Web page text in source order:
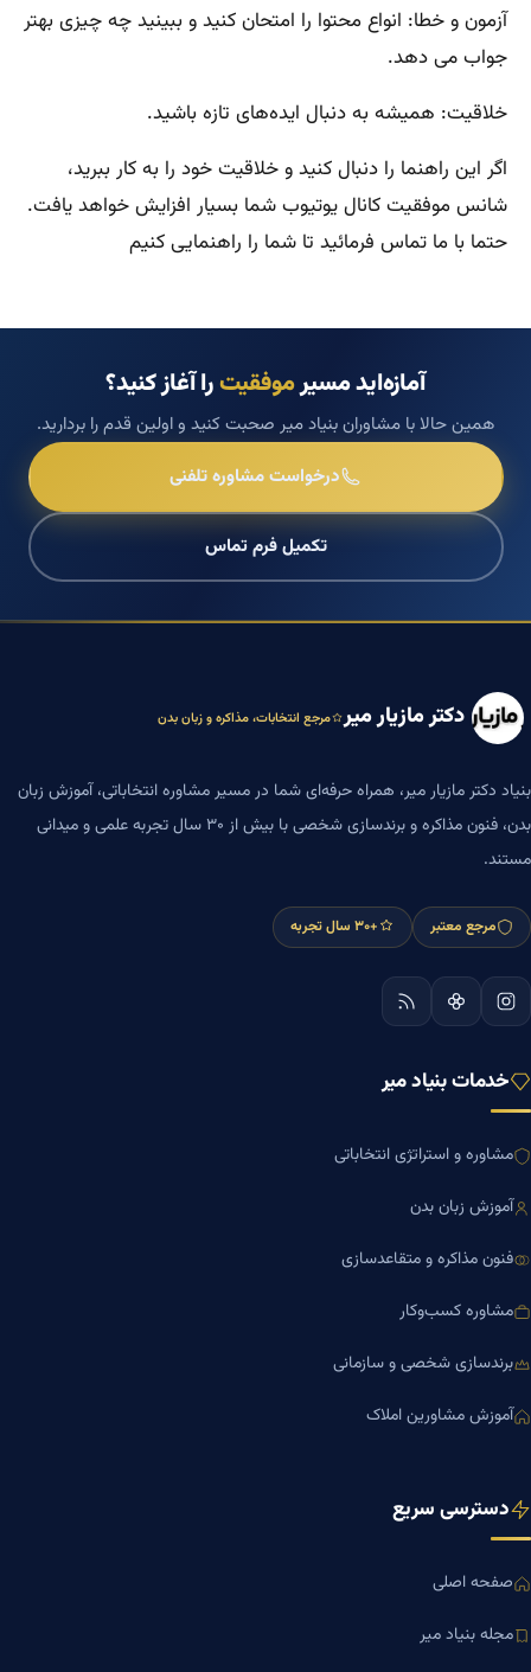
آزمون و خطا: انواع محتوا را امتحان کنید و ببینید چه چیزی بهتر
جواب می دهد.
خلاقیت: همیشه به دنبال ایده‌های تازه باشید.
اگر این راهنما را دنبال کنید و خلاقیت خود را به کار ببرید،
شانس موفقیت کانال یوتیوب شما بسیار افزایش خواهد یافت.
حتما با ما تماس فرمائید تا شما را راهنمایی کنیم
آمازه‌اید مسیرموفقیترا آغاز کنید؟
همین حالا با مشاوران بنیاد میر صحبت کنید و اولین قدم را بردارید.
درخواست مشاوره تلفنی
تکمیل فرم تماس
دکتر مازیار میر مرجع انتخابات، مذاکره و زبان بدن
بنیاد دکتر مازیار میر، همراه حرفه‌ای شما در مسیر مشاوره انتخاباتی، آموزش زبان
بدن، فنون مذاکره و برندسازی شخصی با بیش از ۳۰ سال تجربه علمی و میدانی
مستند.
مرجع معتبر +۳۰ سال تجربه
خدمات بنیاد میر
مشاوره و استراتژی انتخاباتی
آموزش زبان بدن
فنون مذاکره و متقاعدسازی
مشاوره کسب‌وکار
برندسازی شخصی و سازمانی
آموزش مشاورین املاک
دسترسی سریع
صفحه اصلی
مجله بنیاد میر